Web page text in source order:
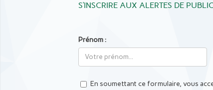
S’INSCRIRE AUX ALERTES DE
Prénom :
En soumettant ce formulaire, vous